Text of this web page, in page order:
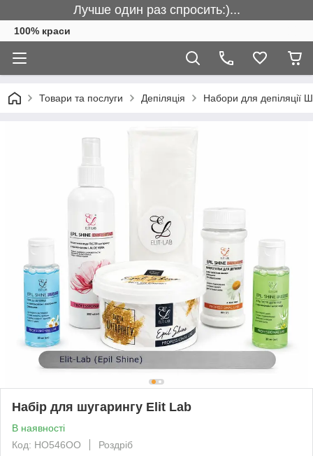
Лучше один раз спросить:)...
100% краси
Товари та послуги Депіляція Набори для депіляції
Набір для шугарингу Elit Lab
В наявності
Код: HO546ОО
Роздріб